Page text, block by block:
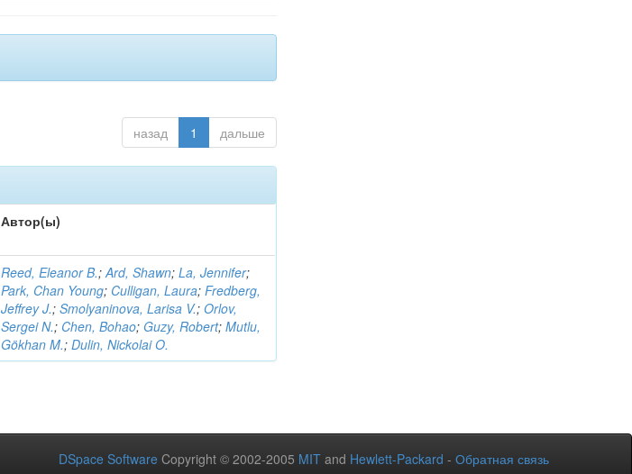
назад 1 дальше
Автор(ы)
Reed, Eleanor B.;Ard, Shawn;La, Jennifer;
Park, Chan Young; Culligan, Laura;Fredberg,
Jeffrey J.;Smolyaninova, Larisa V.;Orlov,
Sergei N.; Chen, Bohao; Guzy, Robert;Mutlu,
Gökhan M.;Dulin, Nickolai O.
DSpace Software Copyright © 2002-2005 MIT and Hewlett-Packard - Обратная связь